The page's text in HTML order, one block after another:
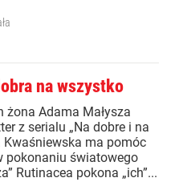
na wszystko
żona Adama Małysza
z serialu „Na dobre i na
Kwaśniewska ma pomóc
pokonaniu światowego
Rutinacea pokona „ich”...